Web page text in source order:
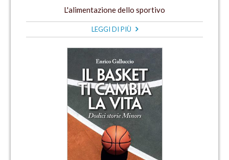
L'alimentazione dello sportivo
LEGGI DI PIÙ